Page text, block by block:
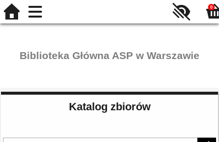
0
Biblioteka Główna ASP w Warszawie
Katalog zbiorów